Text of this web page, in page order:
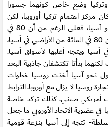
وضع خاص كونهما جسورا
مركز اهتمام تركيا أوروبيا، لكن
اليوم نلاحظ أن الاهتمام بدأ يميل نحو آسيا، فعلى الرغم من أن 80 في
المائة من سكان روسيا في أوروبا إلا أن 80 في المائة من الأراضي في آسيا،
آسيا ويتجه أغلبها لأسواق آسيا.
لكنهما بدأتا تكتشفان جاذبية البعد
نحو آسيا أخذت روسيا خطوات
روسيا لا يزال مع أوروبا. الترابط
أمريكي صيني. كذلك تركيا خاصة
في عضوية الاتحاد الأوروبي ما جعل
تتجه إلى آسيا بنزعة قومية